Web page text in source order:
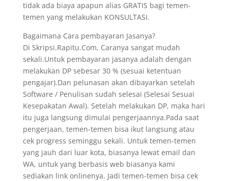
tidak ada biaya apapun alias GRATIS bagi temen-
temen yang melakukan KONSULTASI.
Bagaimana Cara pembayaran Jasanya?
Di Skripsi.Rapitu.Com, Caranya sangat mudah
sekali.Untuk pembayaran jasanya adalah dengan
melakukan DP sebesar 30 % (sesuai ketentuan
pengajar).Dan pelunasan akan dibayarkan setelah
Software / Penulisan sudah selesai (Selesai Sesuai
Kesepakatan Awal). Setelah melakukan DP, maka hari
itu juga langsung dimulai pengerjaannya.Pada saat
pengerjaan, temen-temen bisa ikut langsung atau
cek progress seminggu sekali. Untuk temen-temen
yang jauh dari luar kota, biasanya lewat email dan
WA, untuk yang berbasis web biasanya kami
sediakan link onlinenya. Jadi temen-temen bisa cek